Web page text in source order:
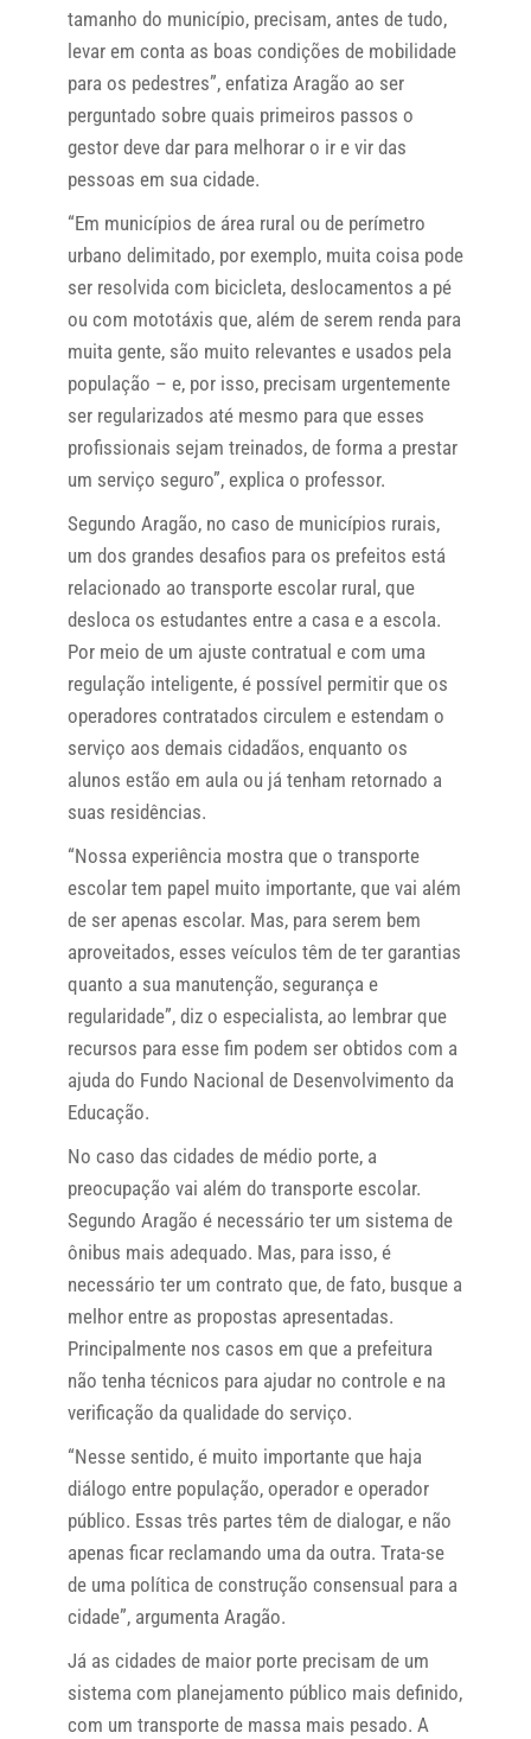
tamanho do município, precisam, antes de tudo,
levar em conta as boas condições de mobilidade
para os pedestres”, enfatiza Aragão ao ser
perguntado sobre quais primeiros passos o
gestor deve dar para melhorar o ir e vir das
pessoas em sua cidade.
“Em municípios de área rural ou de perímetro
urbano delimitado, por exemplo, muita coisa pode
ser resolvida com bicicleta, deslocamentos a pé
ou com mototáxis que, além de serem renda para
muita gente, são muito relevantes e usados pela
população – e, por isso, precisam urgentemente
ser regularizados até mesmo para que esses
profissionais sejam treinados, de forma a prestar
um serviço seguro”, explica o professor.
Segundo Aragão, no caso de municípios rurais,
um dos grandes desafios para os prefeitos está
relacionado ao transporte escolar rural, que
desloca os estudantes entre a casa e a escola.
Por meio de um ajuste contratual e com uma
regulação inteligente, é possível permitir que os
operadores contratados circulem e estendam o
serviço aos demais cidadãos, enquanto os
alunos estão em aula ou já tenham retornado a
suas residências.
“Nossa experiência mostra que o transporte
escolar tem papel muito importante, que vai além
de ser apenas escolar. Mas, para serem bem
aproveitados, esses veículos têm de ter garantias
quanto a sua manutenção, segurança e
regularidade”, diz o especialista, ao lembrar que
recursos para esse fim podem ser obtidos com a
ajuda do Fundo Nacional de Desenvolvimento da
Educação.
No caso das cidades de médio porte, a
preocupação vai além do transporte escolar.
Segundo Aragão é necessário ter um sistema de
ônibus mais adequado. Mas, para isso, é
necessário ter um contrato que, de fato, busque a
melhor entre as propostas apresentadas.
Principalmente nos casos em que a prefeitura
não tenha técnicos para ajudar no controle e na
verificação da qualidade do serviço.
“Nesse sentido, é muito importante que haja
diálogo entre população, operador e operador
público. Essas três partes têm de dialogar, e não
apenas ficar reclamando uma da outra. Trata-se
de uma política de construção consensual para a
cidade”, argumenta Aragão.
Já as cidades de maior porte precisam de um
sistema com planejamento público mais definido,
com um transporte de massa mais pesado. A